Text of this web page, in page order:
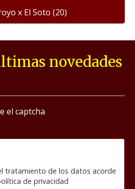
x El Soto (20)
novedades
tratamiento de los datos acorde
de privacidad